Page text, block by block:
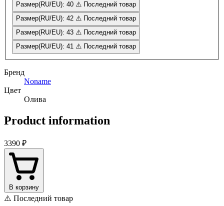
Размер(RU/EU): 40 ⚠️ Последний товар
Размер(RU/EU): 42 ⚠️ Последний товар
Размер(RU/EU): 43 ⚠️ Последний товар
Размер(RU/EU): 41 ⚠️ Последний товар
Бренд
Noname
Цвет
Олива
Product information
3390 ₽
В корзину
⚠️ Последний товар